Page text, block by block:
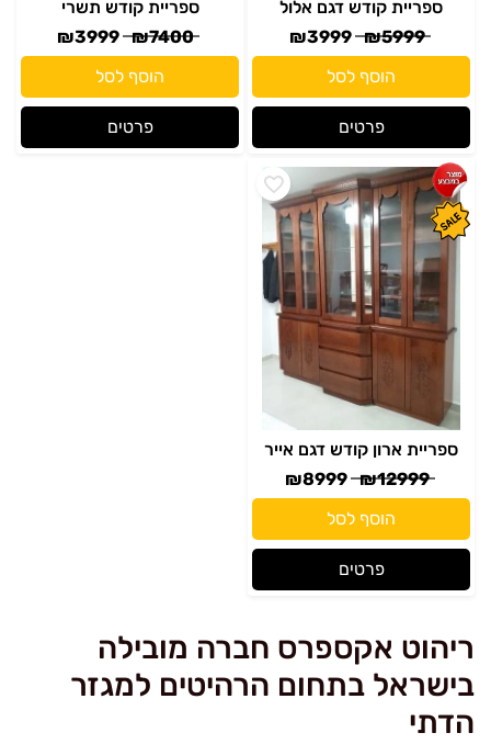
ספריית קודש דגם אלול
₪5999
₪3999
הוסף לסל
פרטים
ספריית קודש תשרי
₪7400
₪3999
הוסף לסל
פרטים
ספריית ארון קודש דגם אייר
₪12999
₪8999
הוסף לסל
פרטים
ריהוט אקספרס חברה מובילה
בישראל בתחום הרהיטים למגזר
הדתי